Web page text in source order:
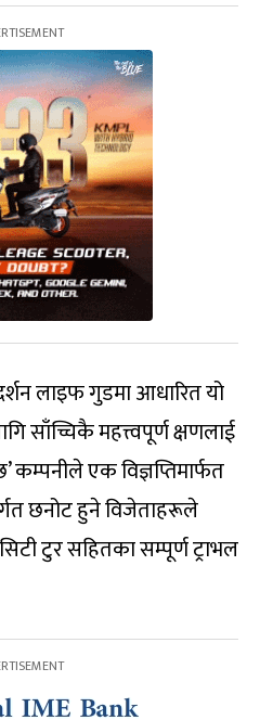
दर्शन लाइफ गुडमा आधारित यो
साँच्चिकै महत्त्वपूर्ण क्षणलाई
कम्पनीले एक विज्ञप्तिमार्फत
छनोट हुने विजेताहरूले
टुर सहितका सम्पूर्ण ट्राभल